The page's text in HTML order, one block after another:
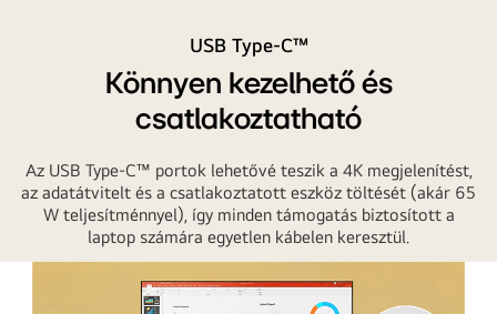
USB Type-C™
Könnyen kezelhető és
csatlakoztatható
Az USB Type-C™ portok lehetővé teszik a 4K megjelenítést,
az adatátvitelt és a csatlakoztatott eszköz töltését (akár 65
W teljesítménnyel), így minden támogatás biztosított a
laptop számára egyetlen kábelen keresztül.